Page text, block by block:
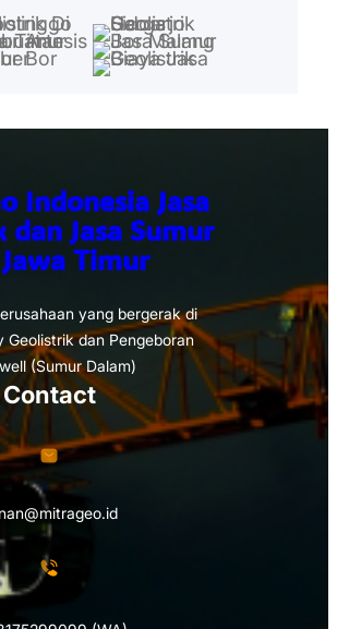
Indonesia Jasa
dan Jasa Sumur
Timur
yang bergerak di
Geolistrik dan Pengeboran
(Sumur Dalam)
Contact